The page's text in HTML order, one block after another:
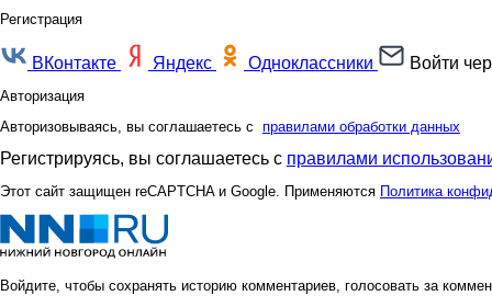
olga.v
sweta69 unm
Регистрация
ВКонтакте Яндекс Одноклассники Войти
Авторизация
Авторизовываясь, вы соглашаетесь с правилами обработки данных
Регистрируясь, вы соглашаетесь с правилами
Этот сайт защищен reCAPTCHA и Google. Применяются Политика
Войдите, чтобы сохранять историю комментариев, голосовать за